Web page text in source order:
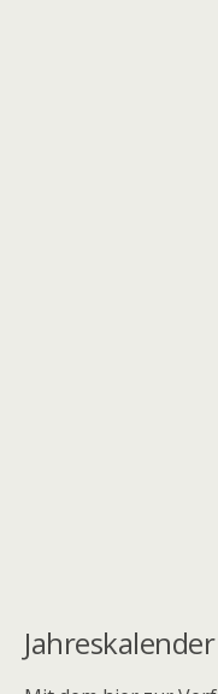
Jahreskalender